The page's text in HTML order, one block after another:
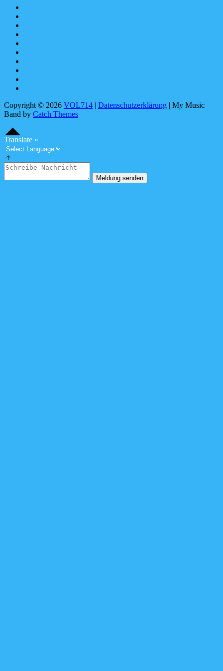
Copyright © 2026 VOL714 | Datenschutzerklärung | My Music
Band by Catch Themes
Up
Up
Translate »
S
cr
o
l
l
Up